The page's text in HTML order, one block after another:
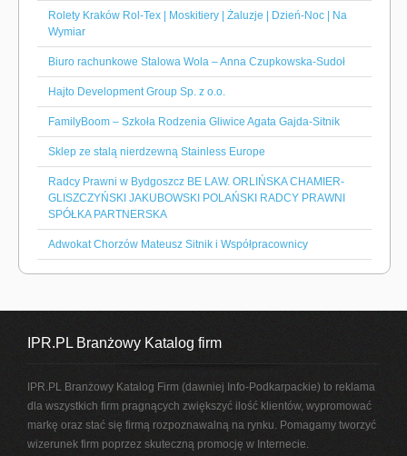
Rolety Kraków Rol-Tex | Moskitiery | Żaluzje | Dzień-Noc | Na
Wymiar
Biuro rachunkowe Stalowa Wola – Anna Czupkowska-Sudoł
Hajto Development Group Sp. z o.o.
FamilyBoom – Szkoła Rodzenia Gliwice Agata Gajda-Sitnik
Sklep ze stalą nierdzewną Stainless Europe
Radcy Prawni w Bydgoszcz BE LAW. ORLIŃSKA CHAMIER-
GLISZCZYŃSKI JAKUBOWSKI POLAŃSKI RADCY PRAWNI
SPÓŁKA PARTNERSKA
Adwokat Chorzów Mateusz Sitnik i Współpracownicy
IPR.PL Branżowy Katalog firm
IPR.PL Branżowy Katalog Firm (dawniej Info-Podkarpackie) to reklama
dla wszystkich firm pragnących zwiększyć ilość klientów, wypromować
markę oraz stać się firmą rozpoznawalną na rynku. Pomagamy tworzyć
wizerunek firm poprzez skuteczną promocję w Internecie.